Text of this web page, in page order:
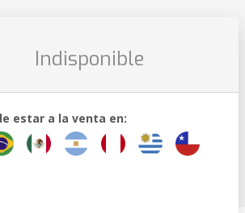
Indisponible
estar a la venta en: